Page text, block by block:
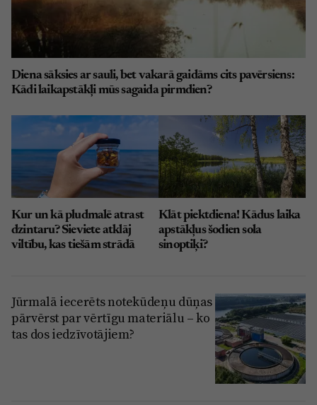
Diena sāksies ar sauli, bet vakarā gaidāms cits pavērsiens:
Kādi laikapstākļi mūs sagaida pirmdien?
Kur un kā pludmalē atrast
dzintaru? Sieviete atklāj
viltību, kas tiešām strādā
Klāt piektdiena! Kādus laika
apstākļus šodien sola
sinoptiķi?
Jūrmalā iecerēts notekūdeņu dūņas
pārvērst par vērtīgu materiālu – ko
tas dos iedzīvotājiem?